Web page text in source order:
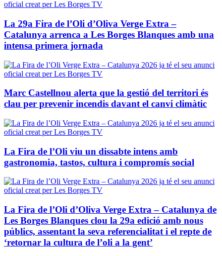
La 29a Fira de l’Oli d’Oliva Verge Extra –
Catalunya arrenca a Les Borges Blanques amb una
intensa primera jornada
Marc Castellnou alerta que la gestió del territori és
clau per prevenir incendis davant el canvi climàtic
La Fira de l’Oli viu un dissabte intens amb
gastronomia, tastos, cultura i compromís social
La Fira de l’Oli d’Oliva Verge Extra – Catalunya de
Les Borges Blanques clou la 29a edició amb nous
públics, assentant la seva referencialitat i el repte de
‘retornar la cultura de l’oli a la gent’